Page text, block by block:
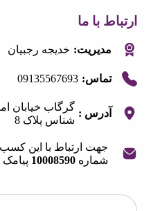
با ما
مدیریت: خدیجه رجبیان
تماس: 09135567693
آدرس :
گرگاب خیابان امام
شناس پلاک 8
جهت ارتباط با این کسب و کار
شماره 10008590 پیامک نمایید.